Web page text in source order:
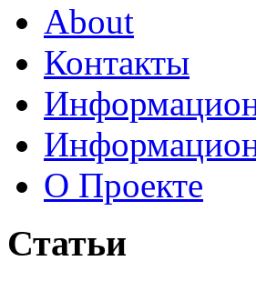
About
Контакты
О Проекте
Статьи